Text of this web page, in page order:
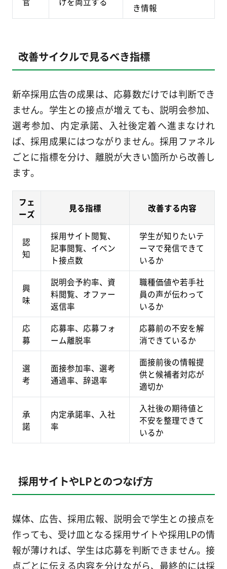
き情報
改善サイクルで見るべき指標
新卒採用広告の成果は、応募数だけでは判断でき
ません。学生との接点が増えても、説明会参加、
選考参加、内定承諾、入社後定着へ進まなけれ
ば、採用成果にはつながりません。採用ファネル
ごとに指標を分け、離脱が大きい箇所から改善し
ます。
フェ
ーズ
見る指標 改善する内容
認
知
採用サイト閲覧、
記事閲覧、イベン
ト接点数
学生が知りたいテ
ーマで発信できて
いるか
興
味
説明会予約率、資
料閲覧、オファー
返信率
職種価値や若手社
員の声が伝わって
いるか
応
募
応募率、応募フォ
ーム離脱率
応募前の不安を解
消できているか
選
考
面接参加率、選考
通過率、辞退率
面接前後の情報提
供と候補者対応が
適切か
承
諾
内定承諾率、入社
率
入社後の期待値と
不安を整理できて
いるか
採用サイトやLPとのつなげ方
媒体、広告、採用広報、説明会で学生との接点を
作っても、受け皿となる採用サイトや採用LPの情
報が薄ければ、学生は応募を判断できません。接
点ごとに伝える内容を分けながら、最終的には採